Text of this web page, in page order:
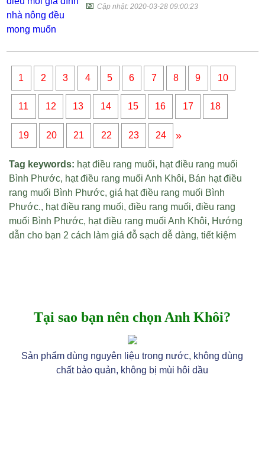
📅Cập nhật: 2020-03-28 09:00:23
1 2 3 4 5 6 7 8 9 10
11 12 13 14 15 16 17 18
19 20 21 22 23 24 »
Tag keywords: hạt điều rang muối, hạt điều rang muối
Bình Phước, hạt điều rang muối Anh Khôi, Bán hạt điều
rang muối Bình Phước,giá hạt điều rang muối Bình
Phước., hạt điều rang muối,điều rang muối,điều rang
muối Bình Phước, hạt điều rang muối Anh Khôi, Hướng
dẫn cho bạn 2 cách làm giá đỗ sạch dễ dàng,tiết kiệm
Tại sao bạn nên chọn Anh Khôi?
Sản phẩm dùng nguyên liệu trong nước, không dùng
chất bảo quản, không bị mùi hôi dầu